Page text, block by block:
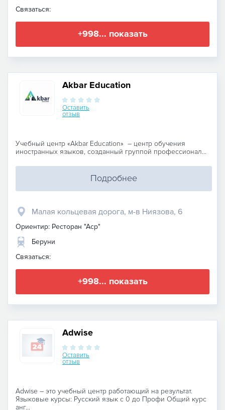
Связаться:
+998... показать
Akbar Education
Оставить
отзыв
Учебный центр «Akbar Education» – центр обучения
иностранных языков, созданный группой профессионал...
Подробнее
Малая кольцевая дорога, м-в Ниязова, 6
Ориентир: Ресторан "Аср"
Беруни
Связаться:
+998... показать
Adwise
Оставить
отзыв
Adwise – это учебный центр работающий на результат.
Языковые курсы: Русский язык с 0 до Профи Общий курс
анг...